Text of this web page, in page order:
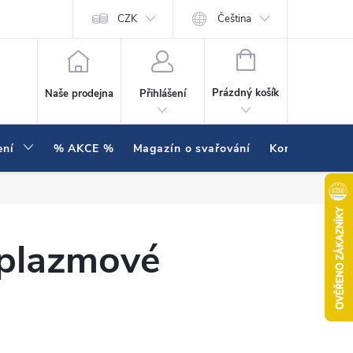
Hodnocení obchodu
CZK Čeština
Naše prodejna Přihlášení
NÁKUPNÍ KOŠÍK
Prázdný košík
% AKCE % Magazín o svařování Kontakty